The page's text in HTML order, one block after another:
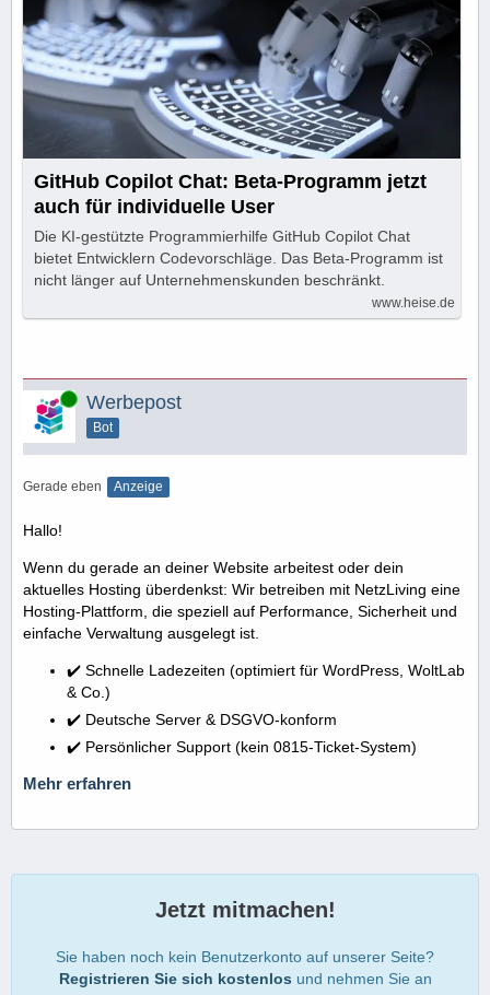
GitHub Copilot Chat: Beta-Programm jetzt
auch für individuelle User
Die KI-gestützte Programmierhilfe GitHub Copilot Chat
bietet Entwicklern Codevorschläge. Das Beta-Programm ist
nicht länger auf Unternehmenskunden beschränkt.
www.heise.de
Online Werbepost
Bot
Gerade eben Anzeige
Hallo!
Wenn du gerade an deiner Website arbeitest oder dein
aktuelles Hosting überdenkst: Wir betreiben mit NetzLiving eine
Hosting-Plattform, die speziell auf Performance, Sicherheit und
einfache Verwaltung ausgelegt ist.
✔️ Schnelle Ladezeiten (optimiert für WordPress, WoltLab
& Co.)
✔️ Deutsche Server & DSGVO-konform
✔️ Persönlicher Support (kein 0815-Ticket-System)
Mehr erfahren
Jetzt mitmachen!
Sie haben noch kein Benutzerkonto auf unserer Seite?
Registrieren Sie sich kostenlos und nehmen Sie an